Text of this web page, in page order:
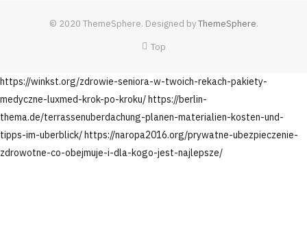
© 2020 ThemeSphere. Designed byThemeSphere.
Top
https://winkst.org/zdrowie-seniora-w-twoich-rekach-pakiety-
medyczne-luxmed-krok-po-kroku/https://berlin-
thema.de/terrassenuberdachung-planen-materialien-kosten-und-
tipps-im-uberblick/https://naropa2016.org/prywatne-ubezpieczenie-
zdrowotne-co-obejmuje-i-dla-kogo-jest-najlepsze/